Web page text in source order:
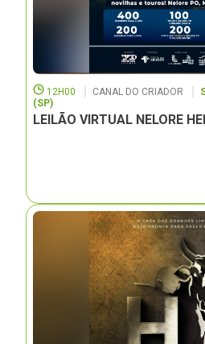
12H00 CANAL DO CRIADOR
(SP)
LEILÃO VIRTUAL NELORE